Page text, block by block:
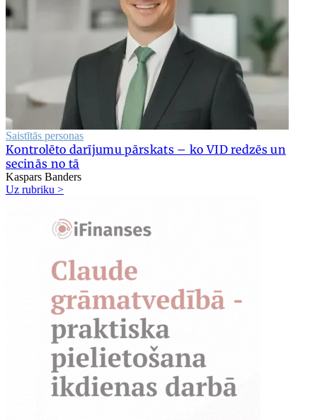
Saistītās personas
Kontrolēto darījumu pārskats – ko VID redzēs un
secinās no tā
Kaspars Banders
Uz rubriku >